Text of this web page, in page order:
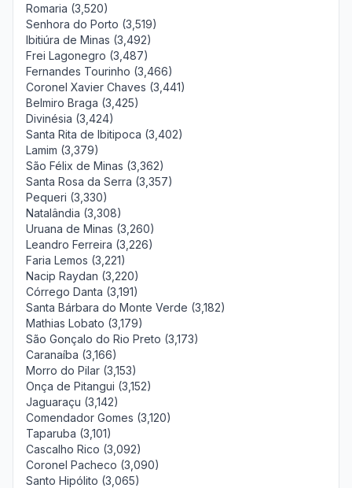
Romaria (3,520)
Senhora do Porto (3,519)
Ibitiúra de Minas (3,492)
Frei Lagonegro (3,487)
Fernandes Tourinho (3,466)
Coronel Xavier Chaves (3,441)
Belmiro Braga (3,425)
Divinésia (3,424)
Santa Rita de Ibitipoca (3,402)
Lamim (3,379)
São Félix de Minas (3,362)
Santa Rosa da Serra (3,357)
Pequeri (3,330)
Natalândia (3,308)
Uruana de Minas (3,260)
Leandro Ferreira (3,226)
Faria Lemos (3,221)
Nacip Raydan (3,220)
Córrego Danta (3,191)
Santa Bárbara do Monte Verde (3,182)
Mathias Lobato (3,179)
São Gonçalo do Rio Preto (3,173)
Caranaíba (3,166)
Morro do Pilar (3,153)
Onça de Pitangui (3,152)
Jaguaraçu (3,142)
Comendador Gomes (3,120)
Taparuba (3,101)
Cascalho Rico (3,092)
Coronel Pacheco (3,090)
Santo Hipólito (3,065)